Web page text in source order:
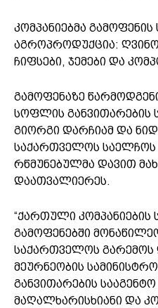
კომპანიებმა
აგროპროდუქცია:
ჩიფსები, ჯემები და
გამოფენაზე
სოფლის განვითარების
გიორგი დარჩიამ და
საქართველოს საელჩოს
რწმუნებულმა დავით
დაათვალიერეს.
“ქართული
გამოფენებში
საქართველოს
მეურნეობის
განვითარების
მაღალხარისხიანი და